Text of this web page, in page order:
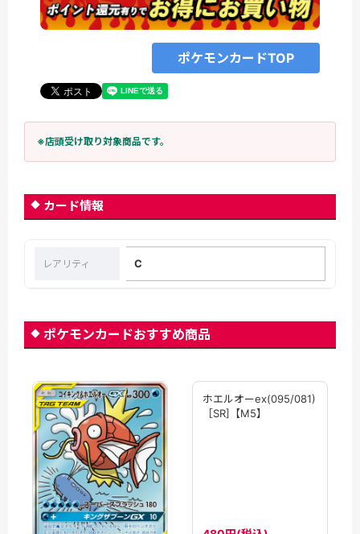
ポケモンカードTOP
※店頭受け取り対象商品です。
カード情報
レアリティ C
ポケモンカードおすすめ商品